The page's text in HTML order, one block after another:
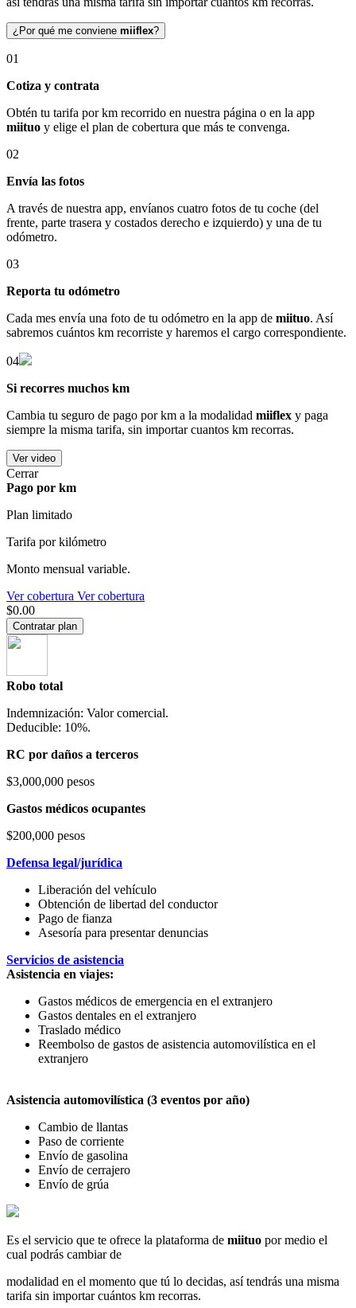
¿Por qué me conviene miiflex?
01
Cotiza y contrata
Obtén tu tarifa por km recorrido en nuestra página o en la app
miituo y elige el plan de cobertura que más te convenga.
02
Envía las fotos
A través de nuestra app, envíanos cuatro fotos de tu coche (del
frente, parte trasera y costados derecho e izquierdo) y una de tu
odómetro.
03
Reporta tu odómetro
Cada mes envía una foto de tu odómetro en la app de miituo. Así
sabremos cuántos km recorriste y haremos el cargo correspondiente.
04
Si recorres muchos km
Cambia tu seguro de pago por km a la modalidad miiflex y paga
siempre la misma tarifa, sin importar cuantos km recorras.
Ver video
Cerrar
Pago por km
Plan limitado
Tarifa por kilómetro
Monto mensual variable.
Ver cobertura Ver cobertura
$0.00
Contratar plan
Robo total
Indemnización: Valor comercial.
Deducible: 10%.
RC por daños a terceros
$3,000,000 pesos
Gastos médicos ocupantes
$200,000 pesos
Defensa legal/jurídica
Liberación del vehículo
Obtención de libertad del conductor
Pago de fianza
Asesoría para presentar denuncias
Servicios de asistencia
Asistencia en viajes:
Gastos médicos de emergencia en el extranjero
Gastos dentales en el extranjero
Traslado médico
Reembolso de gastos de asistencia automovilística en el
extranjero
Asistencia automovilística (3 eventos por año)
Cambio de llantas
Paso de corriente
Envío de gasolina
Envío de cerrajero
Envío de grúa
Es el servicio que te ofrece la plataforma de miituo por medio el
cual podrás cambiar de
modalidad en el momento que tú lo decidas, así tendrás una misma
tarifa sin importar cuántos km recorras.